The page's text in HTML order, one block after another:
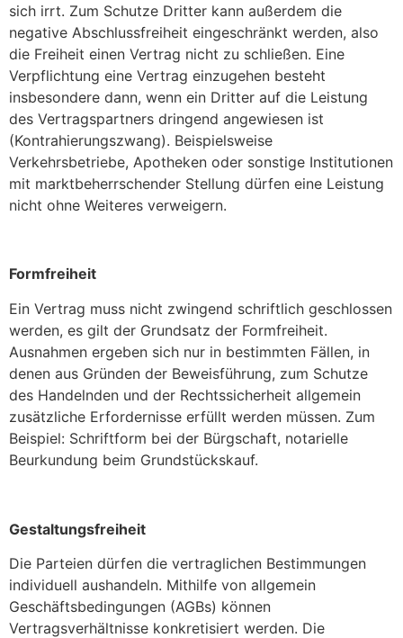
sich irrt. Zum Schutze Dritter kann außerdem die
negative Abschlussfreiheit eingeschränkt werden, also
die Freiheit einen Vertrag nicht zu schließen. Eine
Verpflichtung eine Vertrag einzugehen besteht
insbesondere dann, wenn ein Dritter auf die Leistung
des Vertragspartners dringend angewiesen ist
(Kontrahierungszwang). Beispielsweise
Verkehrsbetriebe, Apotheken oder sonstige Institutionen
mit marktbeherrschender Stellung dürfen eine Leistung
nicht ohne Weiteres verweigern.
Formfreiheit
Ein Vertrag muss nicht zwingend schriftlich geschlossen
werden, es gilt der Grundsatz der Formfreiheit.
Ausnahmen ergeben sich nur in bestimmten Fällen, in
denen aus Gründen der Beweisführung, zum Schutze
des Handelnden und der Rechtssicherheit allgemein
zusätzliche Erfordernisse erfüllt werden müssen. Zum
Beispiel: Schriftform bei der Bürgschaft, notarielle
Beurkundung beim Grundstückskauf.
Gestaltungsfreiheit
Die Parteien dürfen die vertraglichen Bestimmungen
individuell aushandeln. Mithilfe von allgemein
Geschäftsbedingungen (AGBs) können
Vertragsverhältnisse konkretisiert werden. Die